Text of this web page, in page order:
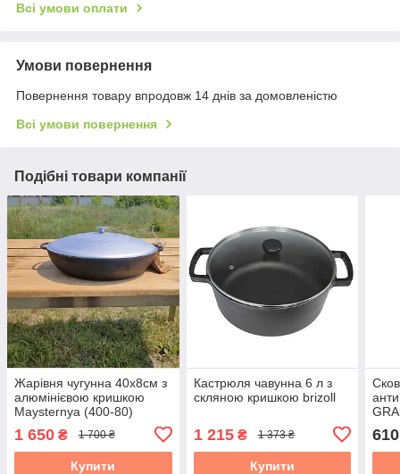
Всі умови оплати
Умови повернення
Повернення товару впродовж 14 днів за домовленістю
Всі умови повернення
Подібні товари компанії
Жарівня чугунна 40х8см з
алюмінієвою кришкою
Maysternya (400-80)
1 650 ₴ 1 700 ₴
Купити
Кастрюля чавунна 6 л з
скляною кришкою brizoll
1 215₴ 1 373 ₴
Купити
610